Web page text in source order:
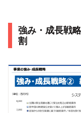
強み・成長戦
割